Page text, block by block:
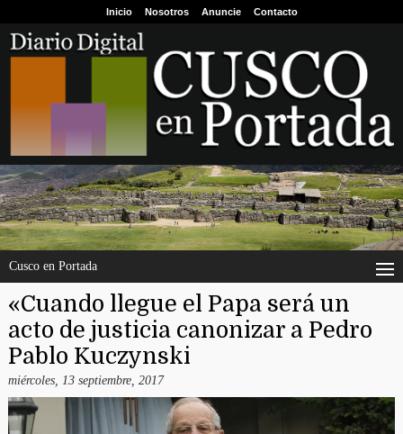
Inicio Nosotros Anuncie Contacto
Cusco en Portada
«Cuando llegue el Papa será un
acto de justicia canonizar a Pedro
Pablo Kuczynski
miércoles, 13 septiembre, 2017